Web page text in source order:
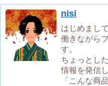
nisi
はじめまして
働きながら
す。
ちょっとし
情報を発信
「こんな商